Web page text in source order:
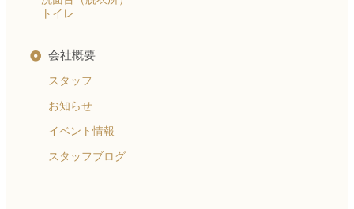
トイレ
会社概要
スタッフ
お知らせ
イベント情報
スタッフブログ